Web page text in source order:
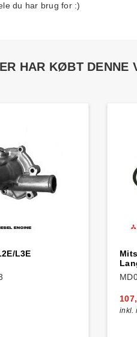
du har brug for :)
HAR KØBT DENNE
L3E
inkl.